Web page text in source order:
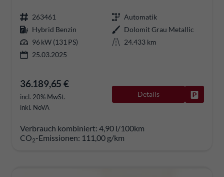
263461
Automatik
Hybrid Benzin
Dolomit Grau Metallic
96 kW (131 PS)
24.433 km
25.03.2025
36.189,65 €
incl. 20% MwSt.
inkl. NoVA
Details
Verbrauch kombiniert: 4,90 l/100km
CO2-Emissionen: 111,00 g/km